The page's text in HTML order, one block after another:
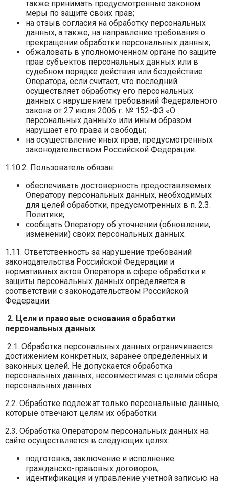
также принимать предусмотренные законом
меры по защите своих прав;
на отзыв согласия на обработку персональных
данных, а также, на направление требования о
прекращении обработки персональных данных;
обжаловать в уполномоченном органе по защите
прав субъектов персональных данных или в
судебном порядке действия или бездействие
Оператора, если считает, что последний
осуществляет обработку его персональных
данных с нарушением требований Федерального
закона от 27 июля 2006 г. № 152-ФЗ «О
персональных данных» или иным образом
нарушает его права и свободы;
на осуществление иных прав, предусмотренных
законодательством Российской Федерации.
1.10.2. Пользователь обязан:
обеспечивать достоверность предоставляемых
Оператору персональных данных, необходимых
для целей обработки, предусмотренных в п. 2.3.
Политики;
сообщать Оператору об уточнении (обновлении,
изменении) своих персональных данных.
1.11. Ответственность за нарушение требований
законодательства Российской Федерации и
нормативных актов Оператора в сфере обработки и
защиты персональных данных определяется в
соответствии с законодательством Российской
Федерации.
2. Цели и правовые основания обработки
персональных данных
2.1. Обработка персональных данных ограничивается
достижением конкретных, заранее определенных и
законных целей. Не допускается обработка
персональных данных, несовместимая с целями сбора
персональных данных.
2.2. Обработке подлежат только персональные данные,
которые отвечают целям их обработки.
2.3. Обработка Оператором персональных данных на
сайте осуществляется в следующих целях:
подготовка, заключение и исполнение
гражданско-правовых договоров;
идентификация и управление учетной записью на